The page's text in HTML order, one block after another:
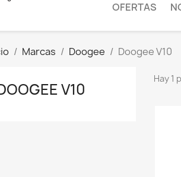
OFERTAS
Marcas Doogee Doogee V10
V10
Hay 1